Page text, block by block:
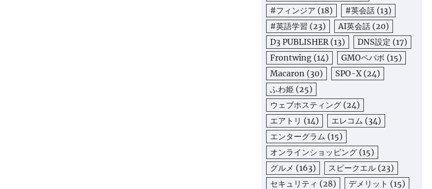
#フィンジア (18) #英会話 (13)
#英語学習 (23) AI英会話 (20)
D3 PUBLISHER(13) DNS設定 (17)
Frontwing (14) GMOペパボ (15)
Macaron (30) SPO-X(24)
ふわ姫 (25)
ウェブホスティング (24)
エアトリ (14) エレコム (34)
エンターグラム (15)
オンラインショッピング (15)
グルメ (163) スピークエル (23)
セキュリティ (28) デメリット (15)